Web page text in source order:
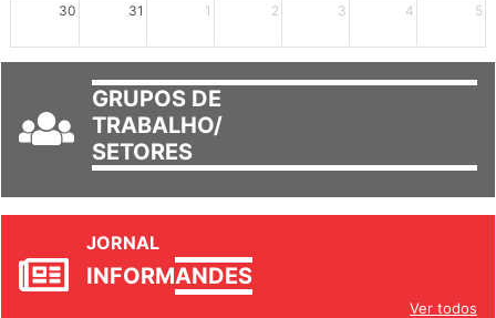
30 31 1 2 3 4 5
GRUPOS DE
TRABALHO/
SETORES
JORNAL
INFORMANDES
Ver todos